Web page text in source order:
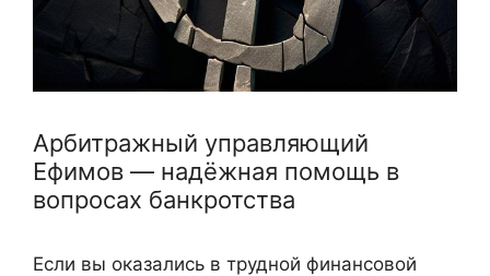
Арбитражный управляющий
Ефимов — надёжная помощь в
вопросах банкротства
Если вы оказались в трудной финансовой